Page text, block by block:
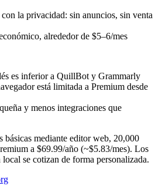
la privacidad: sin anuncios, sin venta
alrededor de $5–6/mes
es inferior a QuillBot y Grammarly
está limitada a Premium desde
y menos integraciones que
básicas mediante editor web, 20,000
a $69.99/año (~$5.83/mes). Los
local se cotizan de forma personalizada.